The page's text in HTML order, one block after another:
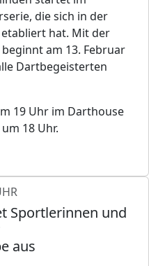
die sich in der
hat. Mit der
am 13. Februar
Dartbegeisterten
19 Uhr im Darthouse
18 Uhr.
Sportlerinnen und
aus